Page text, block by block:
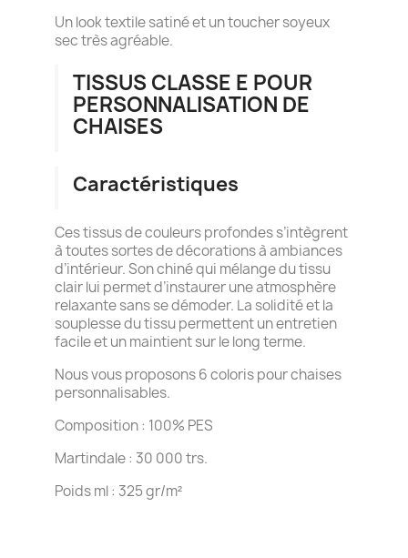
Un look textile satiné et un toucher soyeux
sec très agréable.
TISSUS CLASSE E POUR
PERSONNALISATION DE
CHAISES
Caractéristiques
Ces tissus de couleurs profondes s’intègrent
à toutes sortes de décorations à ambiances
d’intérieur. Son chiné qui mélange du tissu
clair lui permet d’instaurer une atmosphère
relaxante sans se démoder. La solidité et la
souplesse du tissu permettent un entretien
facile et un maintient sur le long terme.
Nous vous proposons 6 coloris pour chaises
personnalisables.
Composition : 100% PES
Martindale : 30 000 trs.
Poids ml : 325 gr/m²